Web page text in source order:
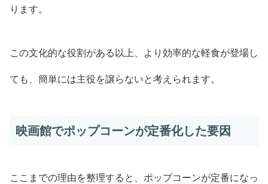
ります。
この文化的な役割がある以上、より効率的な軽食が登場し
ても、簡単には主役を譲らないと考えられます。
映画館でポップコーンが定番化した要因
ここまでの理由を整理すると、ポップコーンが定番になっ